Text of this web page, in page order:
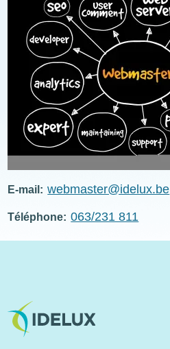
E-mail webmaster@idelux.be
Téléphone 063/231 811
Bild